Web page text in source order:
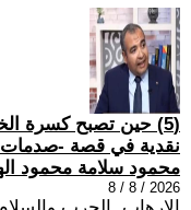
(5) حين تصبح كسرة
نقدية في قصة -
محمود سلامة محمود
2026 / 8 / 8